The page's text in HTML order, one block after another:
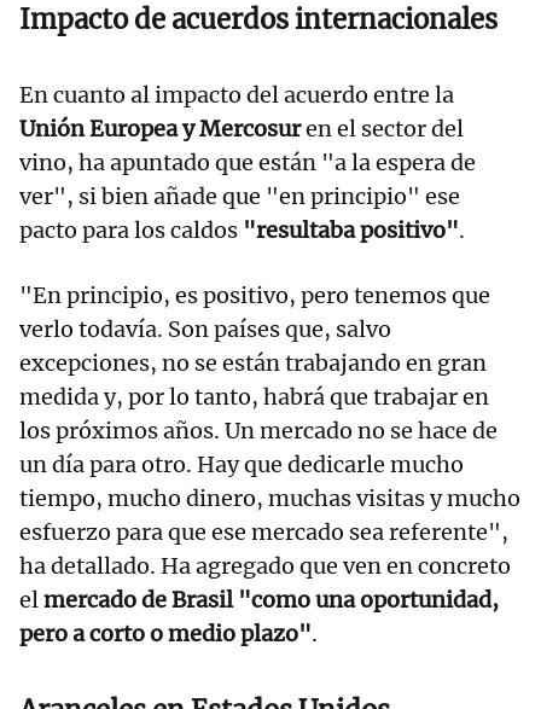
Impacto de acuerdos internacionales
En cuanto al impacto del acuerdo entre la
Unión Europea y Mercosuren el sector del
vino, ha apuntado que están "a la espera de
ver", si bien añade que "en principio" ese
pacto para los caldos "resultaba positivo".
"En principio, es positivo, pero tenemos que
verlo todavía. Son países que, salvo
excepciones, no se están trabajando en gran
medida y, por lo tanto, habrá que trabajar en
los próximos años. Un mercado no se hace de
un día para otro. Hay que dedicarle mucho
tiempo, mucho dinero, muchas visitas y mucho
esfuerzo para que ese mercado sea referente",
ha detallado. Ha agregado que ven en concreto
elmercado de Brasil "como una oportunidad,
pero a corto o medio plazo".